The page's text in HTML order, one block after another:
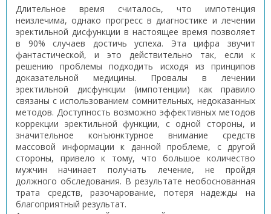
Длительное время считалось, что импотенция
неизлечима, однако прогресс в диагностике и лечении
эректильной дисфункции в настоящее время позволяет
в 90% случаев достичь успеха. Эта цифра звучит
фантастической, и это действительно так, если к
решению проблемы подходить исходя из принципов
доказательной медицины. Провалы в лечении
эректильной дисфункции (импотенции) как правило
связаны с использованием сомнительных, недоказанных
методов. Доступность возможно эффективных методов
коррекции эректильной функции, с одной стороны, и
значительное конъюнктурное внимание средств
массовой информации к данной проблеме, с другой
стороны, привело к тому, что большое количество
мужчин начинает получать лечение, не пройдя
должного обследования. В результате необоснованная
трата средств, разочарование, потеря надежды на
благоприятный результат.